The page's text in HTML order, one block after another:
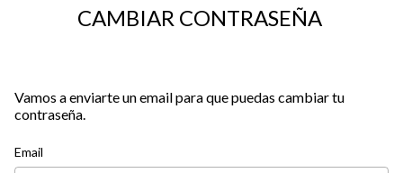
CAMBIAR CONTRASEÑA
Vamos a enviarte un email para que puedas cambiar tu
contraseña.
Email